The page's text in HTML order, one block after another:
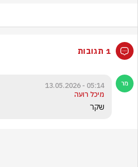
1 תגובות
05:14 - 13.05.2026
מיכל רועה
שקר